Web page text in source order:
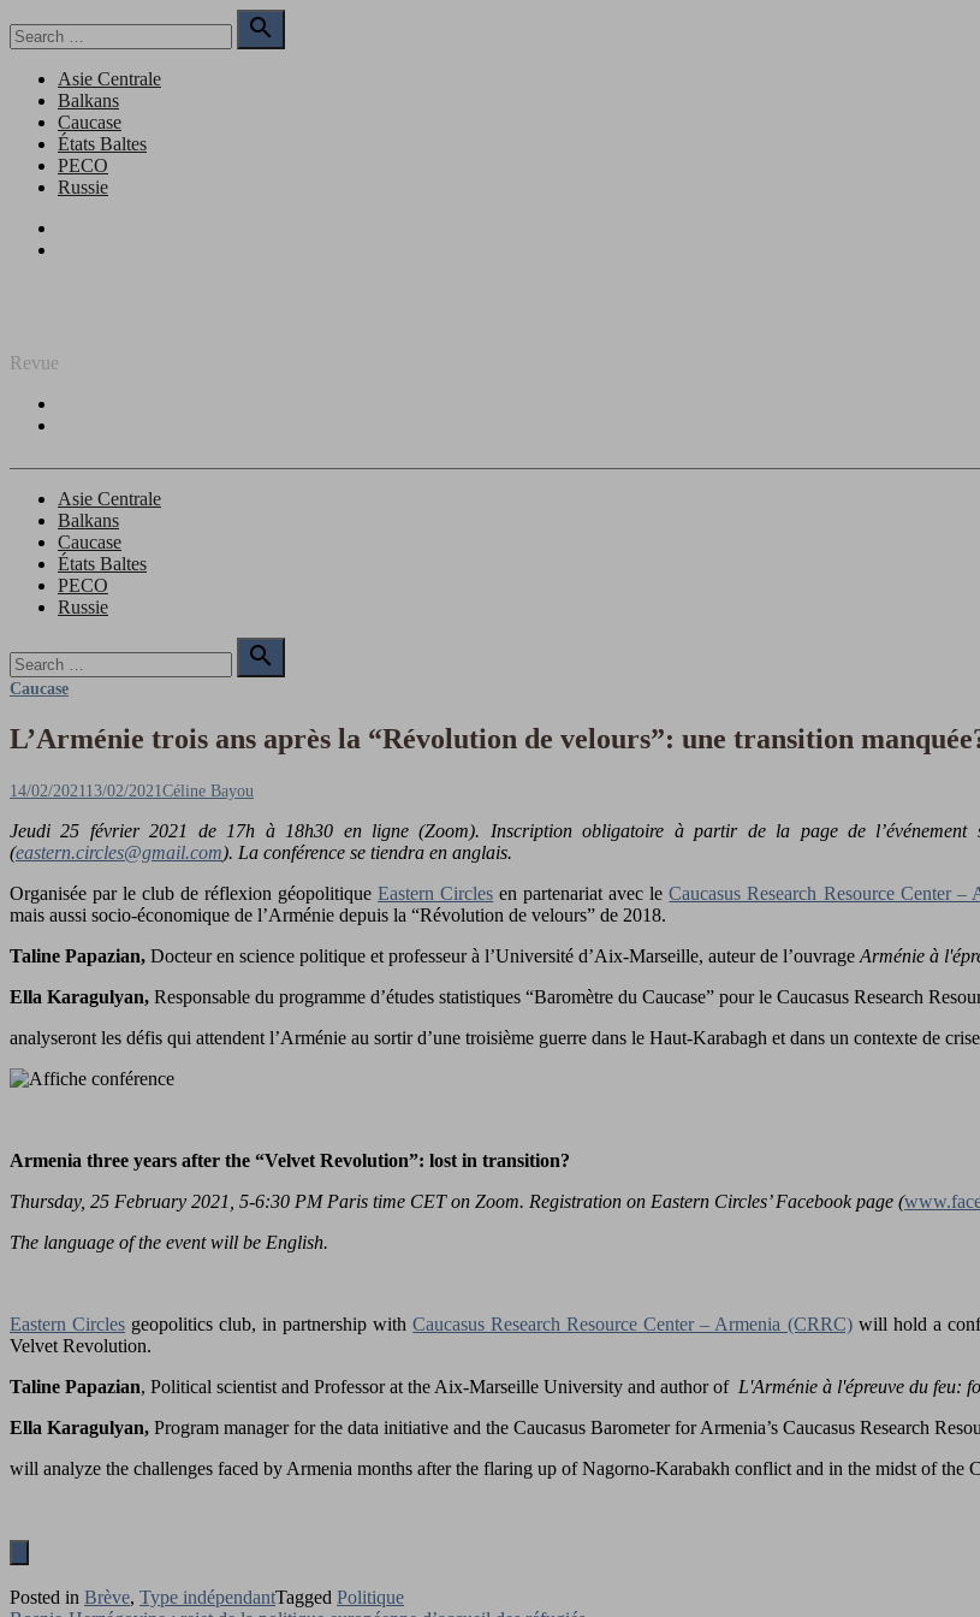
to
for:

Search
Asie Centrale
Balkans
Caucase
États Baltes
PECO
Russie
Revue
Asie Centrale
Balkans
Caucase
États Baltes
PECO
Russie
for:

Search
Caucase
L’Arménie trois ans après la “Révolution de velours”: une transition
Posted
14/02/2021 13/02/2021 Author
Céline Bayou
Jeudi 25 février 2021 de 17h à 18h30 en ligne (Zoom). Inscription obligatoire à partir de la page de l’événement
(eastern.circles@gmail.com). La conférence se tiendra en anglais.
Organisée par le club de réflexion géopolitiqueEastern Circles en partenariat avec leCaucasus Research Resource Center –
mais aussi socio-économique de l’Arménie depuis la “Révolution de velours” de 2018.
Taline Papazian, Docteur en science politique et professeur à l’Université d’Aix-Marseille, auteur de l’ouvrage Arménie à
Ella Karagulyan, Responsable du programme d’études statistiques “Baromètre du Caucase” pour le Caucasus Research
analyseront les défis qui attendent l’Arménie au sortir d’une troisième guerre dans le Haut-Karabagh et dans un contexte de
Armenia three years after the “Velvet Revolution”: lost in transition?
Thursday, 25 February 2021, 5-6:30 PM Paris time CET on Zoom. Registration on Eastern Circles’ Facebook page (
The language of the event will be English.
Eastern Circles geopolitics club, in partnership withCaucasus Research Resource Center – Armenia (CRRC)will hold a
Velvet Revolution.
Taline Papazian, Political scientist and Professor at the Aix-Marseille University and author of L'Arménie à l'épreuve du feu:
Ella Karagulyan, Program manager for the data initiative and the Caucasus Barometer for Armenia’s Caucasus Research
will analyze the challenges faced by Armenia months after the flaring up of Nagorno-Karabakh conflict and in the midst of the
Posted in Brève, Type indépendantTagged Politique